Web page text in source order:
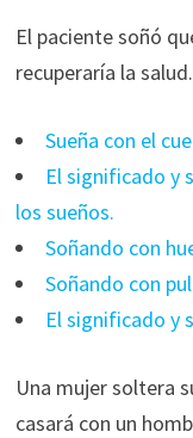
El paciente soñó
recuperaría la salud.
Sueña con el
El significado y
los sueños.
Soñando con
Soñando con
El significado y
Una mujer soltera
casará con un